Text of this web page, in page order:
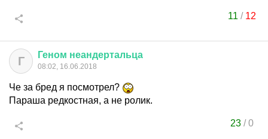
11 / 12
Г Геном неандертальца
08:02, 16.06.2018
Че за бред я посмотрел?
Параша редкостная, а не ролик.
23 /0